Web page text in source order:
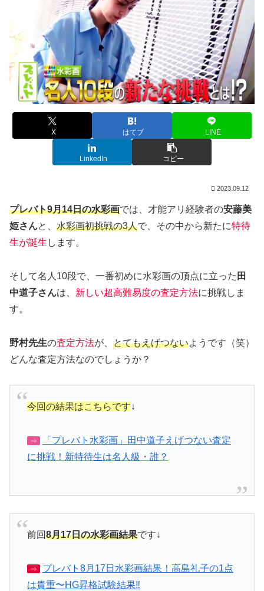
X はてブ LINE
LinkedIn コピー
2023.09.12
プレバト9月14日の水彩画では、才能アリ経験者の安藤美
姫さんと、 水彩画初挑戦の3人で、その中から新たに特待
生が誕生 します。
そして名人10段で、一番初めに水彩画の頂点に立った 田
中道子さんは、 新しい超高難易度の査定方法に挑戦しま
す。
野村先生の査定方法が、 とてもえげつないようです（笑）
どんな査定方法なのでしょうか？
今回の結果はこちらです↓
⇒
「プレバト水彩画」田中道子えげつない査定
に挑戦！新特待生は名人級・誰？
前回8月17日の水彩画結果です↓
⇒
プレバト8月17日水彩画結果！高島礼子の1点
は貴重〜HG昇格試験結果‼︎